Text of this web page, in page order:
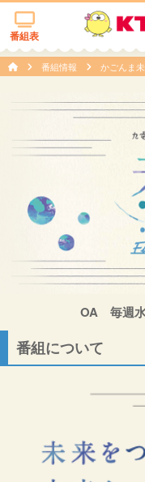
番組表
番組情報 かごんま
OA 毎週
番組について